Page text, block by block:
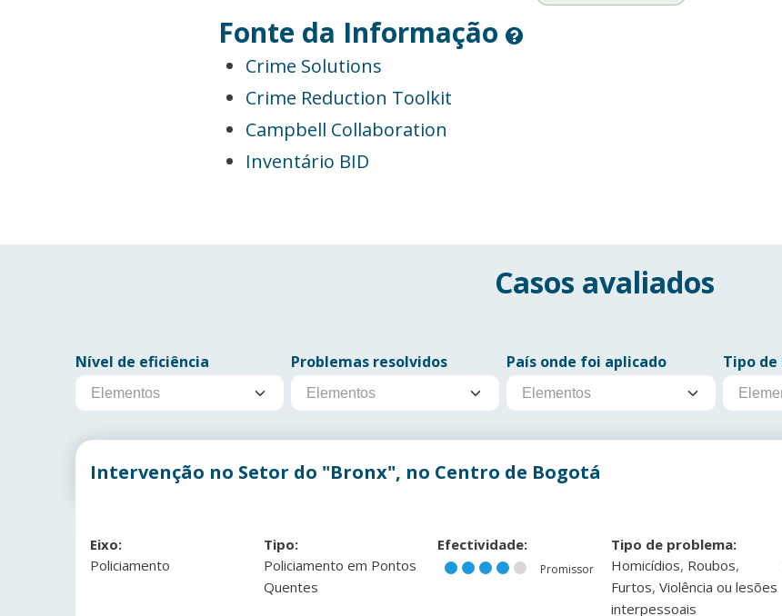
Fonte da Informação
Crime Solutions
Crime Reduction Toolkit
Campbell Collaboration
Inventário BID
Casos avaliados
Nível de eficiência Problemas resolvidos País onde foi aplicado Tipo
Intervenção no Setor do "Bronx", no Centro de Bogotá
Eixo:
Policiamento
Tipo:
Policiamento em Pontos
Quentes
Efectividade:
Promissor
Tipo de problema:
Homicídios, Roubos,
Furtos,Violência ou lesões
interpessoais